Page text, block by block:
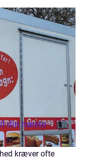
din næste
kræver ofte